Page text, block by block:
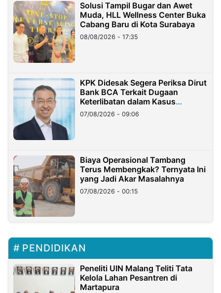
Solusi Tampil Bugar dan Awet
Muda, HLL Wellness Center Buka
Cabang Baru di Kota Surabaya
08/08/2026 - 17:35
KPK Didesak Segera Periksa Dirut
Bank BCA Terkait Dugaan
Keterlibatan dalam Kasus
Hilangnya Dana Nasabah Rp2,58
Miliar
07/08/2026 - 09:06
Biaya Operasional Tambang
Terus Membengkak? Ternyata Ini
yang Jadi Akar Masalahnya
07/08/2026 - 00:15
PENDIDIKAN
Peneliti UIN Malang Teliti Tata
Kelola Lahan Pesantren di
Martapura